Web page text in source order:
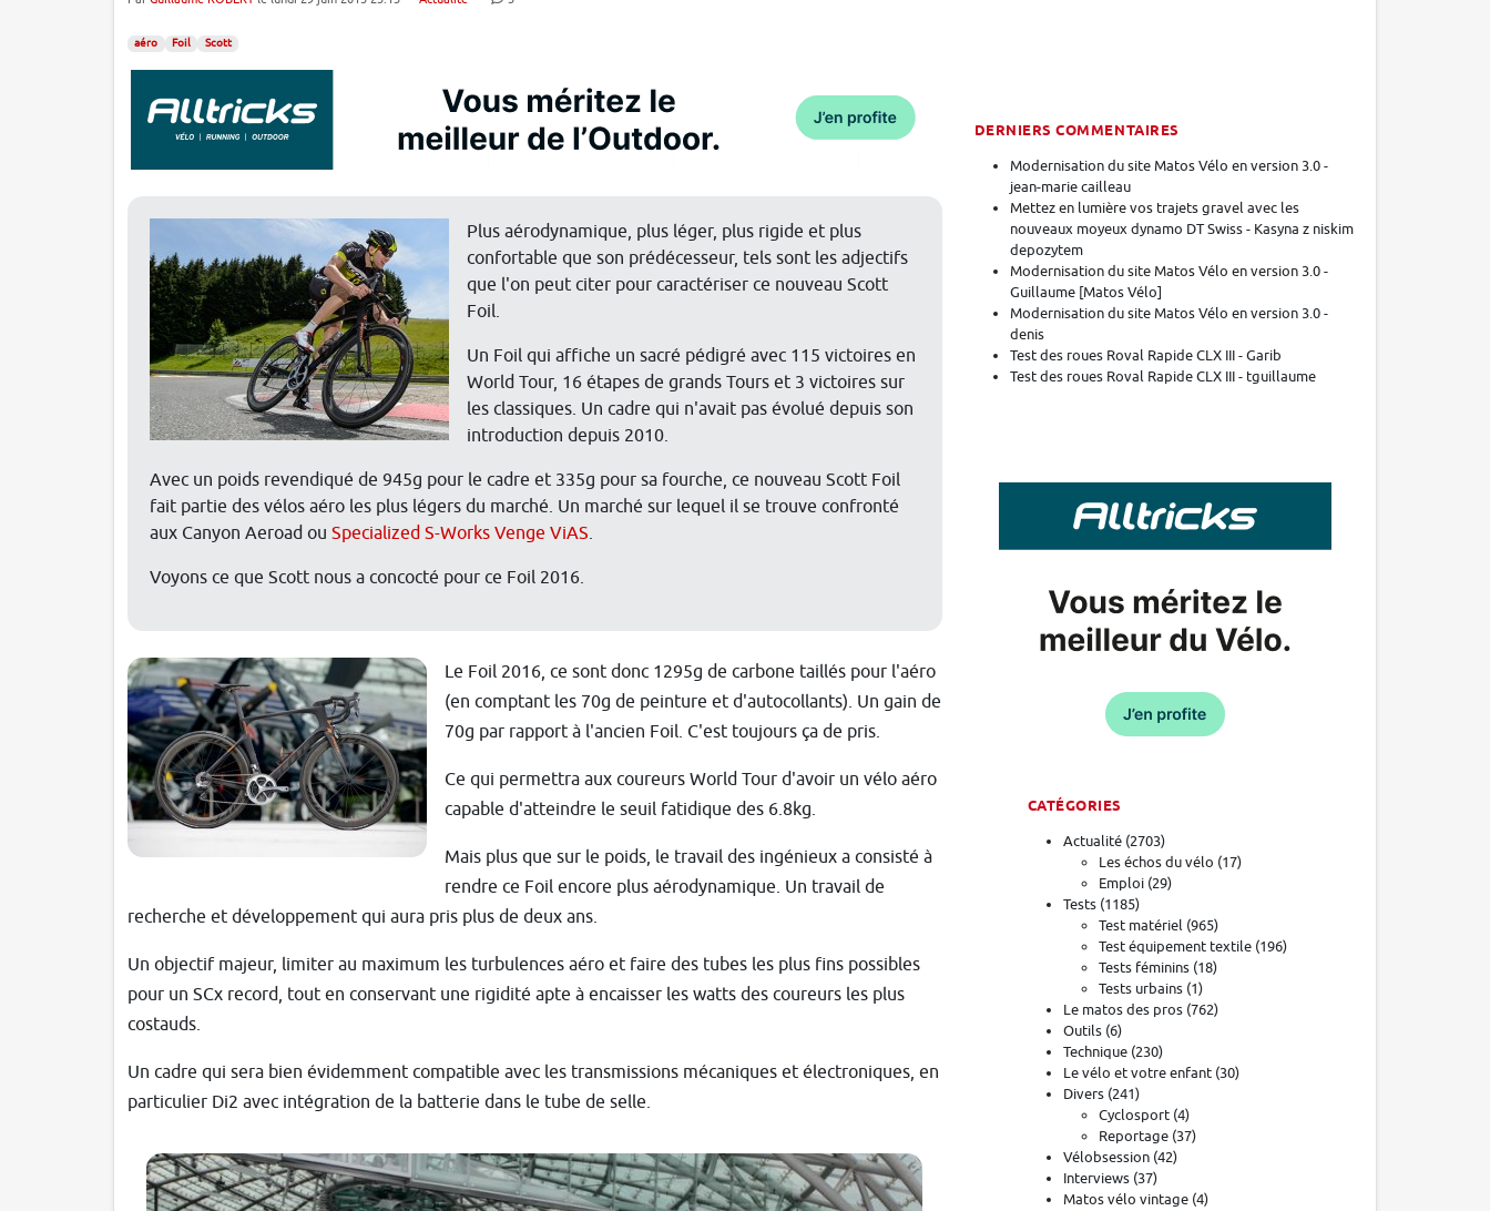
aéro Foil Scott
Plus aérodynamique, plus léger, plus rigide et plus
confortable que son prédécesseur, tels sont les adjectifs
que l'on peut citer pour caractériser ce nouveau Scott
Foil.
Un Foil qui affiche un sacré pédigré avec 115 victoires en
World Tour, 16 étapes de grands Tours et 3 victoires sur
les classiques. Un cadre qui n'avait pas évolué depuis son
introduction depuis 2010.
Avec un poids revendiqué de 945g pour le cadre et 335g pour sa fourche, ce nouveau Scott Foil
fait partie des vélos aéro les plus légers du marché. Un marché sur lequel il se trouve confronté
aux Canyon Aeroad ou Specialized S-Works Venge ViAS.
Voyons ce que Scott nous a concocté pour ce Foil 2016.
Le Foil 2016, ce sont donc 1295g de carbone taillés pour l'aéro
(en comptant les 70g de peinture et d'autocollants). Un gain de
70g par rapport à l'ancien Foil. C'est toujours ça de pris.
Ce qui permettra aux coureurs World Tour d'avoir un vélo aéro
capable d'atteindre le seuil fatidique des 6.8kg.
Mais plus que sur le poids, le travail des ingénieux a consisté à
rendre ce Foil encore plus aérodynamique. Un travail de
recherche et développement qui aura pris plus de deux ans.
Un objectif majeur, limiter au maximum les turbulences aéro et faire des tubes les plus fins possibles
pour un SCx record, tout en conservant une rigidité apte à encaisser les watts des coureurs les plus
costauds.
Un cadre qui sera bien évidemment compatible avec les transmissions mécaniques et électroniques, en
particulier Di2 avec intégration de la batterie dans le tube de selle.
DERNIERS COMMENTAIRES
Modernisation du site Matos Vélo en version 3.0 -
jean-marie cailleau
Mettez en lumière vos trajets gravel avec les
nouveaux moyeux dynamo DT Swiss - Kasyna z niskim
depozytem
Modernisation du site Matos Vélo en version 3.0 -
Guillaume [Matos Vélo]
Modernisation du site Matos Vélo en version 3.0 -
denis
Test des roues Roval Rapide CLX III - Garib
Test des roues Roval Rapide CLX III - tguillaume
CATÉGORIES
Actualité (2703)
Les échos du vélo (17)
Emploi (29)
Tests (1185)
Test matériel (965)
Test équipement textile (196)
Tests féminins (18)
Tests urbains (1)
Le matos des pros (762)
Outils (6)
Technique (230)
Le vélo et votre enfant (30)
Divers (241)
Cyclosport (4)
Reportage (37)
Vélobsession (42)
Interviews (37)
Matos vélo vintage (4)